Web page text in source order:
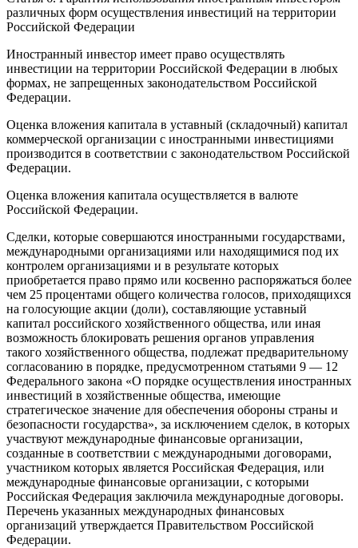
различных форм осуществления инвестиций на территории
Российской Федерации
Иностранный инвестор имеет право осуществлять
инвестиции на территории Российской Федерации в любых
формах, не запрещенных законодательством Российской
Федерации.
Оценка вложения капитала в уставный (складочный) капитал
коммерческой организации с иностранными инвестициями
производится в соответствии с законодательством Российской
Федерации.
Оценка вложения капитала осуществляется в валюте
Российской Федерации.
Сделки, которые совершаются иностранными государствами,
международными организациями или находящимися под их
контролем организациями и в результате которых
приобретается право прямо или косвенно распоряжаться более
чем 25 процентами общего количества голосов, приходящихся
на голосующие акции (доли), составляющие уставный
капитал российского хозяйственного общества, или иная
возможность блокировать решения органов управления
такого хозяйственного общества, подлежат предварительному
согласованию в порядке, предусмотренном статьями 9 — 12
Федерального закона «О порядке осуществления иностранных
инвестиций в хозяйственные общества, имеющие
стратегическое значение для обеспечения обороны страны и
безопасности государства», за исключением сделок, в которых
участвуют международные финансовые организации,
созданные в соответствии с международными договорами,
участником которых является Российская Федерация, или
международные финансовые организации, с которыми
Российская Федерация заключила международные договоры.
Перечень указанных международных финансовых
организаций утверждается Правительством Российской
Федерации.